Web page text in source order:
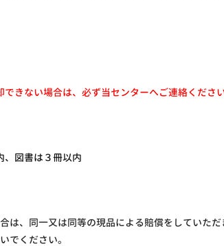
きない場合は、必ず当センターへご連絡ください
、図書は３冊以内
は、同一又は同等の現品による賠償をしていただ
でください。